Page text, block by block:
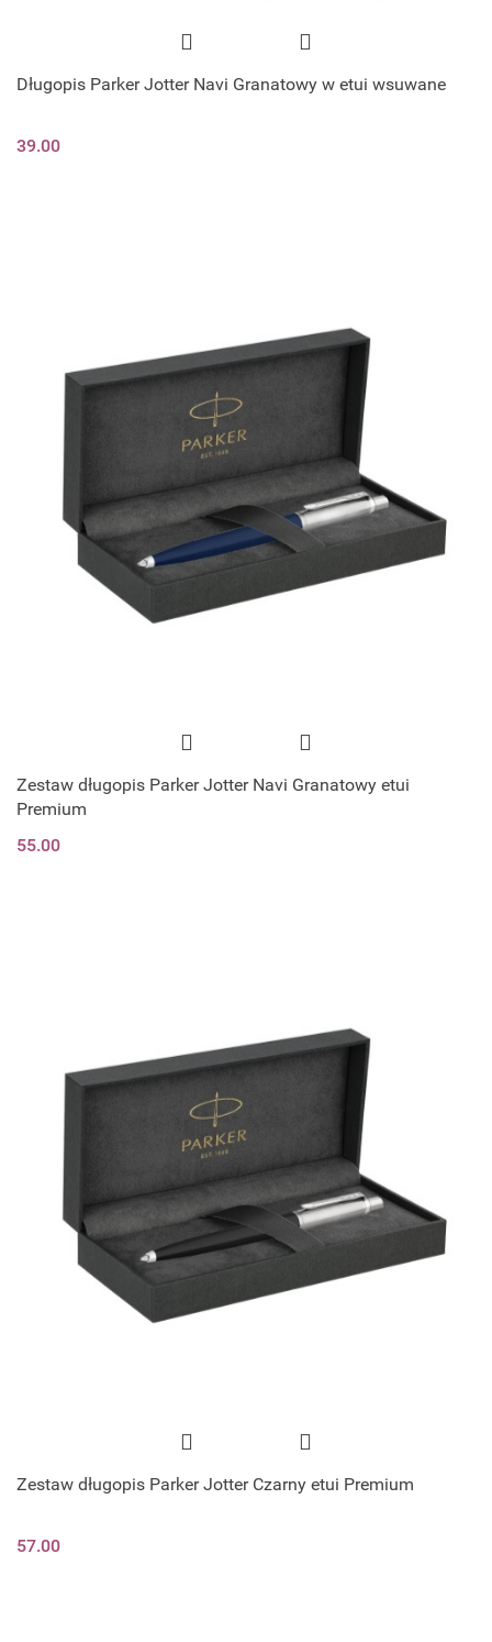
Długopis Parker Jotter Navi Granatowy w etui wsuwane
39.00
Zestaw długopis Parker Jotter Navi Granatowy etui
Premium
55.00
Zestaw długopis Parker Jotter Czarny etui Premium
57.00